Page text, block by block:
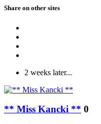
Share on other sites
2 weeks later...
** Miss Kancki ** 0